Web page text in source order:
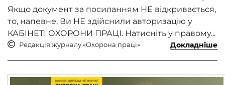
Якщо документ за посиланням НЕ відкривається,
то, напевне, Ви НЕ здійснили авторизацію у
КАБІНЕТІ ОХОРОНИ ПРАЦІ. Натисніть у правому...
Редакція журналу «Охорона праці» Докладніше